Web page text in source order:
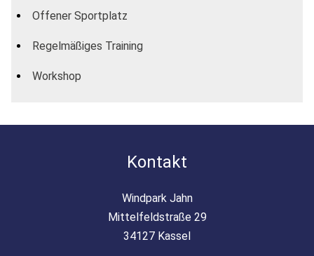
Offener Sportplatz
Regelmäßiges Training
Workshop
Kontakt
Windpark Jahn
Mittelfeldstraße 29
34127 Kassel